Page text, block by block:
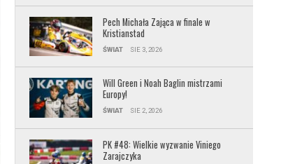
Pech Michała Zająca w finale w
Kristianstad
ŚWIAT SIE 3, 2026
Will Green i Noah Baglin mistrzami
Europy!
ŚWIAT SIE 2, 2026
PK #48: Wielkie wyzwanie Viniego
Zarajczyka